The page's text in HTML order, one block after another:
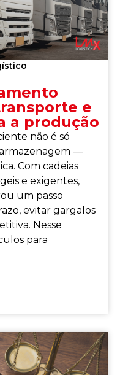
e
a produção
não é só
—
Com cadeias
e exigentes,
um passo
evitar gargalos
Nesse
para